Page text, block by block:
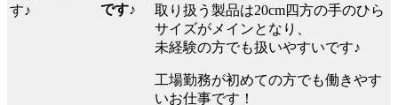
です♪
取り扱う製品は20cm四方の手のひら
サイズがメインとなり、
未経験の方でも扱いやすいです♪
工場勤務が初めての方でも働きやす
いお仕事です！